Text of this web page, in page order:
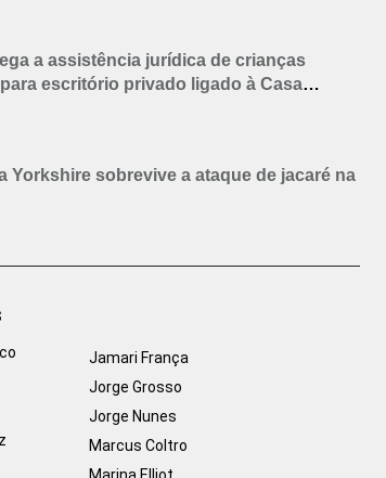
a assistência jurídica de crianças
escritório privado ligado à Casa
Yorkshire sobrevive a ataque de jacaré na
Jamari França
Jorge Grosso
Jorge Nunes
Marcus Coltro